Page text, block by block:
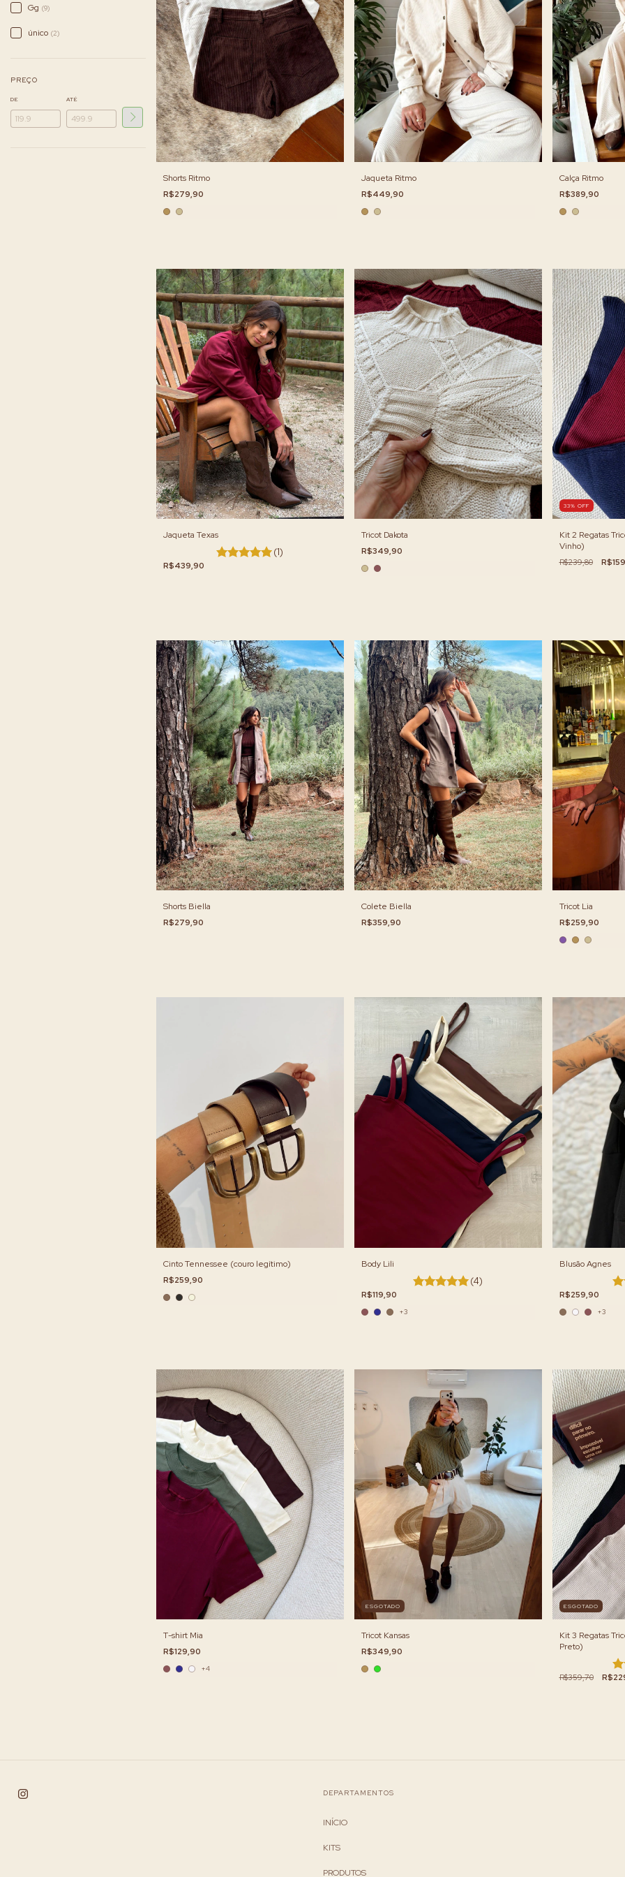
Gg (9)
único (2)
PREÇO
DE ATÉ
Shorts Ritmo
R$279,90
Jaqueta Ritmo
R$449,90
Calça Ritmo
R$389,90
Jaqueta Texas
(1)
R$439,90
Tricot Dakota
R$349,90
33% OFF
Kit 2 Regatas
Vinho)
R$239,80
Shorts Biella
R$279,90
Colete Biella
R$359,90
Tricot Lia
R$259,90
Cinto Tennessee (couro legítimo)
R$259,90
Body Lili
(4)
R$119,90
+3
Blusão Agnes
R$259,90
+3
T-shirt Mia
R$129,90
+4
ESGOTADO
Tricot Kansas
R$349,90
ESGOTADO
Kit 3 Regatas
Preto)
R$359,70
DEPARTAMENTOS
INÍCIO
KITS
PRODUTOS